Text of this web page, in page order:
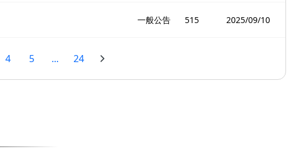
一般公告 515 2025/09/10
4 5 ... 24